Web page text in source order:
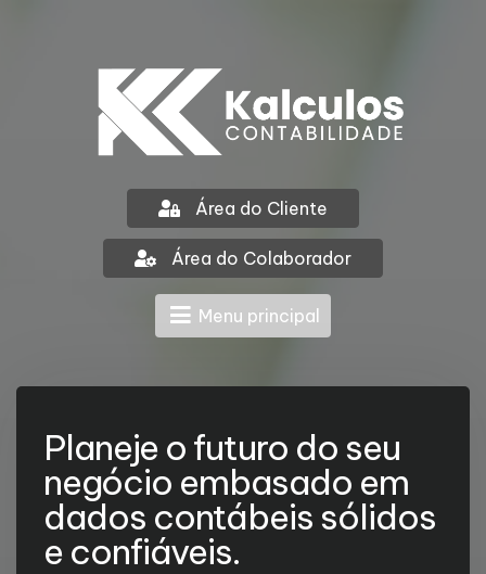
Área do Cliente
Área do Colaborador
Menu principal
Planeje o futuro do seu
negócio embasado em
dados contábeis sólidos
e confiáveis.